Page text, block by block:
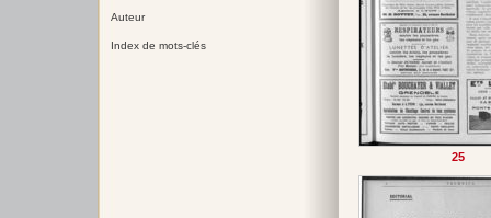
25
Auteur
Index de mots-clés